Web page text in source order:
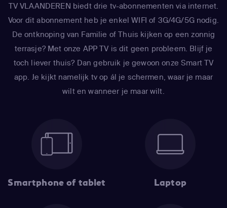
TV VLAANDEREN biedt drie tv-abonnementen via internet.
Voor dit abonnement heb je enkel WIFI of 3G/4G/5G nodig.
De ontknoping van Familie of Thuis kijken op een zonnig
terrasje? Met onze APP TV is dit geen probleem. Blijf je
toch liever thuis? Dan gebruik je gewoon onze Smart TV
app. Je kijkt namelijk tv op ál je schermen, waar je maar
wilt en wanneer je maar wilt.
Smartphone of tablet Laptop